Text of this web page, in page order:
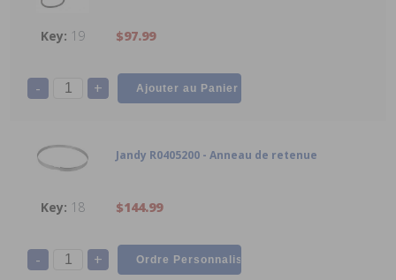
19 $97.99
- +
Jandy R0405200 - Anneau de retenue
18 $144.99
- +